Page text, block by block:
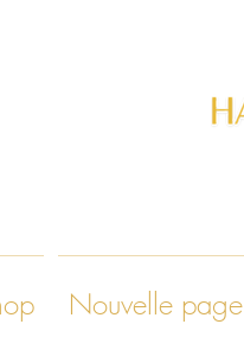
Nouvelle page